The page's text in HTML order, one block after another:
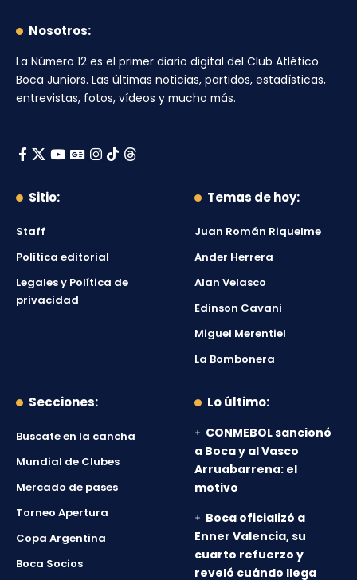
Nosotros:
La Número 12 es el primer diario digital del Club Atlético
Boca Juniors. Las últimas noticias, partidos, estadísticas,
entrevistas, fotos, vídeos y mucho más.
Sitio:
Staff
Política editorial
Legales y Política de
privacidad
Temas de hoy:
Juan Román Riquelme
Ander Herrera
Alan Velasco
Edinson Cavani
Miguel Merentiel
La Bombonera
Secciones:
Buscate en la cancha
Mundial de Clubes
Mercado de pases
Torneo Apertura
Copa Argentina
Boca Socios
Lo último:
CONMEBOL sancionó
a Boca y al Vasco
Arruabarrena: el
motivo
Boca oficializó a
Enner Valencia, su
cuarto refuerzo y
reveló cuándo llega